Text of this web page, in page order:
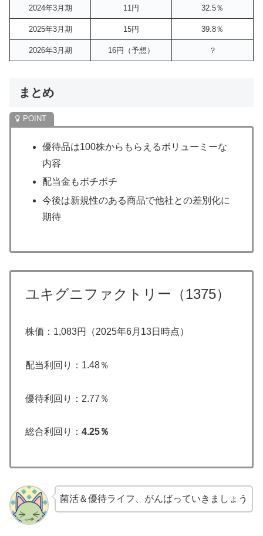
2024年3月期 11円 32.5％
2025年3月期 15円 39.8％
2026年3月期 16円（予想） ？
まとめ
優待品は100株からもらえるボリューミーな
内容
配当金もボチボチ
今後は新規性のある商品で他社との差別化に
期待
ユキグニファクトリー（1375）
株価：1,083円（2025年6月13日時点）
配当利回り：1.48％
優待利回り：2.77％
総合利回り： 4.25％
菌活＆優待ライフ、がんばっていきましょう